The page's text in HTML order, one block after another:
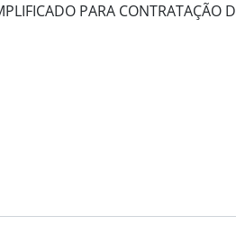
PARA CONTRATAÇÃO